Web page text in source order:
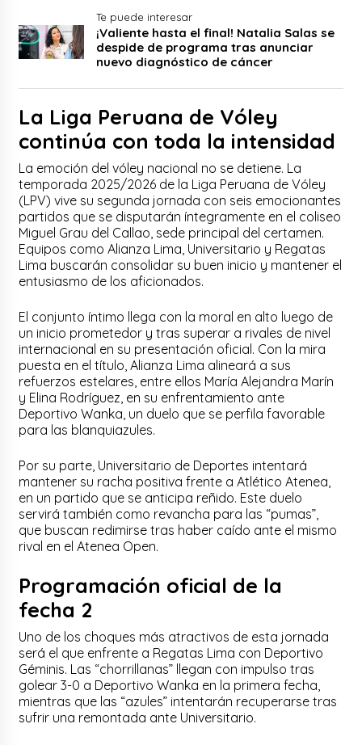
Te puede interesar
¡Valiente hasta el final! Natalia Salas se
despide de programa tras anunciar
nuevo diagnóstico de cáncer
La Liga Peruana de Vóley
continúa con toda la intensidad
La emoción del vóley nacional no se detiene. La
temporada 2025/2026 de la Liga Peruana de Vóley
(LPV) vive su segunda jornada con seis emocionantes
partidos que se disputarán íntegramente en el coliseo
Miguel Grau del Callao, sede principal del certamen.
Equipos como Alianza Lima, Universitario y Regatas
Lima buscarán consolidar su buen inicio y mantener el
entusiasmo de los aficionados.
El conjunto íntimo llega con la moral en alto luego de
un inicio prometedor y tras superar a rivales de nivel
internacional en su presentación oficial. Con la mira
puesta en el título, Alianza Lima alineará a sus
refuerzos estelares, entre ellos María Alejandra Marín
y Elina Rodríguez, en su enfrentamiento ante
Deportivo Wanka, un duelo que se perfila favorable
para las blanquiazules.
Por su parte, Universitario de Deportes intentará
mantener su racha positiva frente a Atlético Atenea,
en un partido que se anticipa reñido. Este duelo
servirá también como revancha para las “pumas”,
que buscan redimirse tras haber caído ante el mismo
rival en el Atenea Open.
Programación oficial de la
fecha 2
Uno de los choques más atractivos de esta jornada
será el que enfrente a Regatas Lima con Deportivo
Géminis. Las “chorrillanas” llegan con impulso tras
golear 3-0 a Deportivo Wanka en la primera fecha,
mientras que las “azules” intentarán recuperarse tras
sufrir una remontada ante Universitario.